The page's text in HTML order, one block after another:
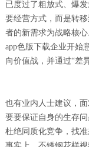
已度过了粗放式、
要经营方式，而是转
者的新需求为战略核心
app色版下载企业开始
向价值战，并通过“差
也有业内人士建议
要要保证自身的生存问题
杜绝同质化竞争，找准